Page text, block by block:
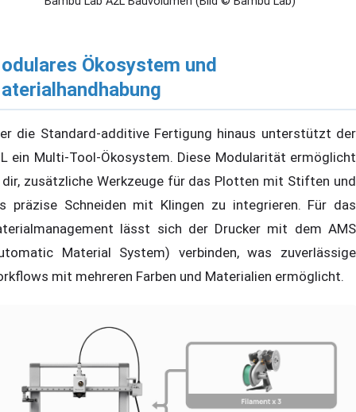
Ökosystem und
die Standard-additive Fertigung hinaus unterstützt der
ein Multi-Tool-Ökosystem. Diese Modularität ermöglicht
zusätzliche Werkzeuge für das Plotten mit Stiften und
präzise Schneiden mit Klingen zu integrieren. Für das
lässt sich der Drucker mit dem AMS
Material System) verbinden, was zuverlässige
mit mehreren Farben und Materialien ermöglicht.